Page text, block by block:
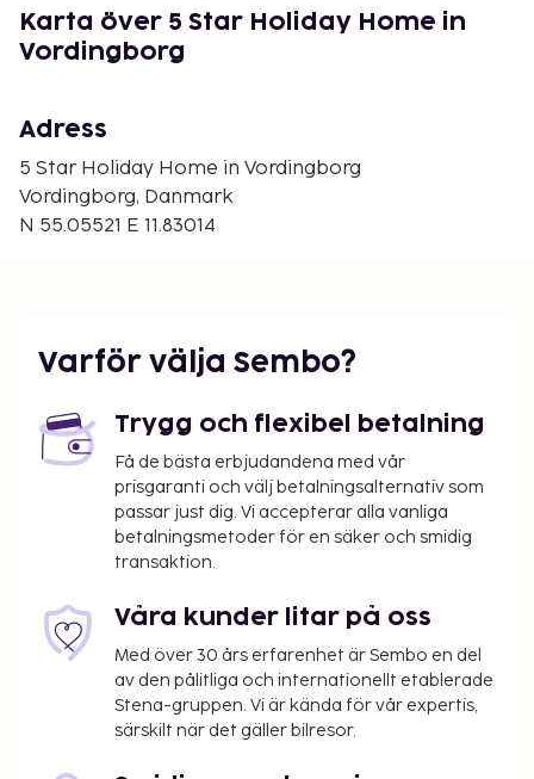
Hammer kyrka - 13,4 km
Grundtvigs Mindestuer - 13,6 km
Holberggaard - 13,7 km
Köpenhamn (RKE-Roskilde) - 83,1 km
Kastrup (CPH) - 107,2 km
Avgiftsfri parkering erbjuds på plats. Njut av
utsikten från deras terrassen och dra nytta av deras
Karta över 5 Star Holiday Home in
Vordingborg
Adress
5 Star Holiday Home in Vordingborg
Vordingborg, Danmark
N 55.05521 E 11.83014
Varför välja Sembo?
Trygg och flexibel betalning
Få de bästa erbjudandena med vår
prisgaranti och välj betalningsalternativ som
passar just dig. Vi accepterar alla vanliga
betalningsmetoder för en säker och smidig
transaktion.
Våra kunder litar på oss
Med över 30 års erfarenhet är Sembo en del
av den pålitliga och internationellt etablerade
Stena-gruppen. Vi är kända för vår expertis,
särskilt när det gäller bilresor.